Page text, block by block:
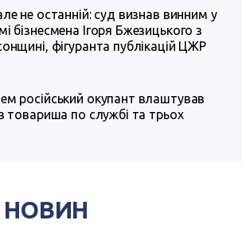
не останній: суд визнав винним у
бізнесмена Ігоря Бжезицького з
фігуранта публікацій ЦЖР
російський окупант влаштував
товариша по службі та трьох
НОВИН